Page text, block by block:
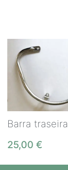
Barra traseira
25,00 €